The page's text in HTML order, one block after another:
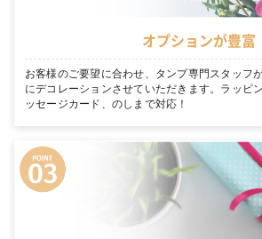
オプションが豊富
お客様のご要望に合わせ、タンプ専門スタッフ
にデコレーションさせていただきます。ラッピ
ッセージカード、のしまで対応！